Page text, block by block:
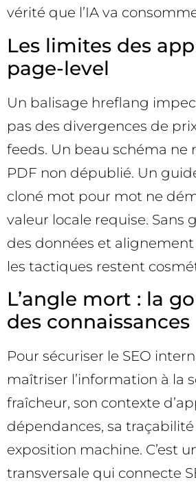
vérité que l’IA va
Les limites des
page-level
Un balisage hreflang
pas des divergences de
feeds. Un beau schéma ne
PDF non dépublié. Un
cloné mot pour mot ne
valeur locale requise. Sans
des données et alignement
les tactiques restent
L’angle mort : la
des connaissances
Pour sécuriser le SEO
maîtriser l’information à la
fraîcheur, son contexte
dépendances, sa
exposition machine. C’est
transversale qui connecte